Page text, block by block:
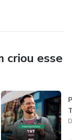
criou esse